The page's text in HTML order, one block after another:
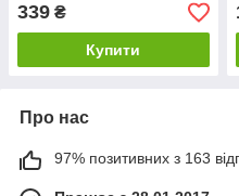
339 ₴
Купити
Про нас
97% позитивних з 163